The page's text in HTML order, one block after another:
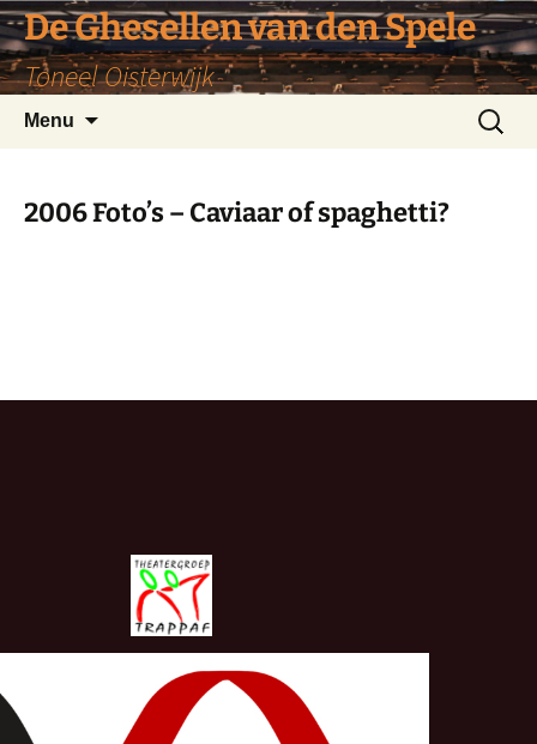
De Ghesellen van den Spele
Toneel Oisterwijk
Menu
inhoud
Zoeken
naar:
2006 Foto’s – Caviaar of spaghetti?